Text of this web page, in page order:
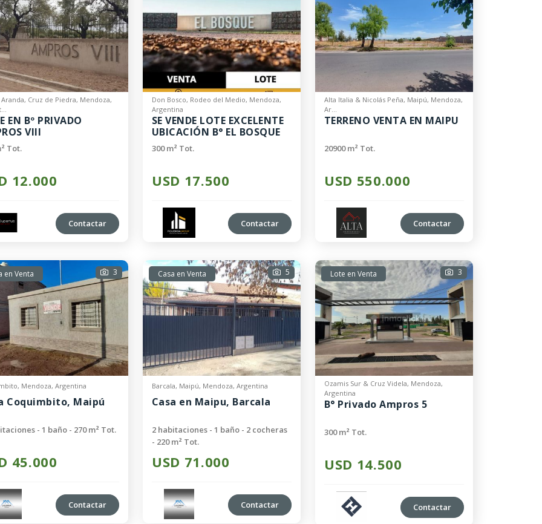
Cruz de Piedra, Mendoza,
EN Bº PRIVADO
VIII
Tot.
12.000
Contactar
Don Bosco, Rodeo del Medio, Mendoza,
Argentina
SE VENDE LOTE EXCELENTE
UBICACIÓN B° EL BOSQUE
300 m² Tot.
USD 17.500
Contactar
Alta Italia & Nicolás Peña, Maipú, Mendoza,
Ar...
TERRENO VENTA EN MAIPU
20900 m² Tot.
USD 550.000
Contactar
en Venta 3
Mendoza, Argentina
Coquimbito, Maipú
- 1 baño - 270 m² Tot.
45.000
Contactar
Casa en Venta 5
Barcala, Maipú, Mendoza, Argentina
Casa en Maipu, Barcala
2 habitaciones - 1 baño - 2 cocheras
- 220 m² Tot.
USD 71.000
Contactar
Lote en Venta 3
Ozamis Sur & Cruz Videla, Mendoza,
Argentina
B° Privado Ampros 5
300 m² Tot.
USD 14.500
Contactar